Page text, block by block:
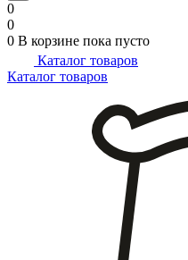
0
0
0 В корзине пока пусто
Каталог товаров
Каталог товаров